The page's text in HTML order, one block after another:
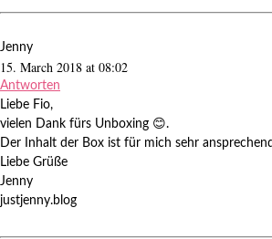
Jenny
15. March 2018 at 08:02
Antworten
Liebe Fio,
vielen Dank fürs Unboxing 😊.
Der Inhalt der Box ist für mich sehr
Liebe Grüße
Jenny
justjenny.blog